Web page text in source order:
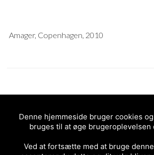
Amager, Copenhagen, 2010
Denne hjemmeside bruger cookies
bruges til at øge brugeroplevelsen
Ved at fortsætte med at bruge